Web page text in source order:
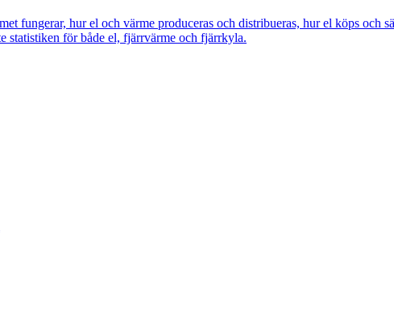
fungerar, hur el och värme produceras och distribueras, hur el köps och
statistiken för både el, fjärrvärme och fjärrkyla.